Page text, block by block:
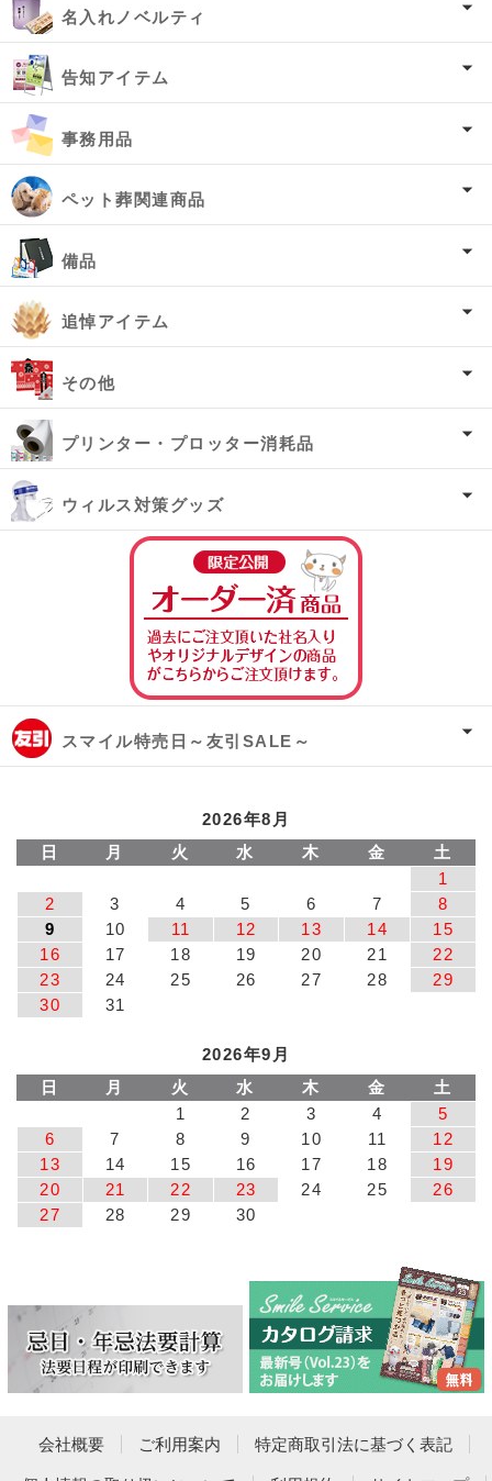
名入れノベルティ
告知アイテム
事務用品
ペット葬関連商品
備品
追悼アイテム
その他
プリンター・プロッター消耗品
ウィルス対策グッズ
スマイル特売日～友引SALE～
2026年8月
日
月 火 水 木 金
土
1
2
3 4 5 6 7
8
9
10 11 12 13 14
15
16
17 18 19 20 21
22
23
24 25 26 27 28
29
30
31
2026年9月
日
月 火 水 木 金
土
1
2 3 4
5
6
7 8 9 10 11
12
13
14 15 16 17 18
19
20
21 22 23 24 25
26
27
28 29 30
会社概要 ご利用案内 特定商取引法に基づく表記